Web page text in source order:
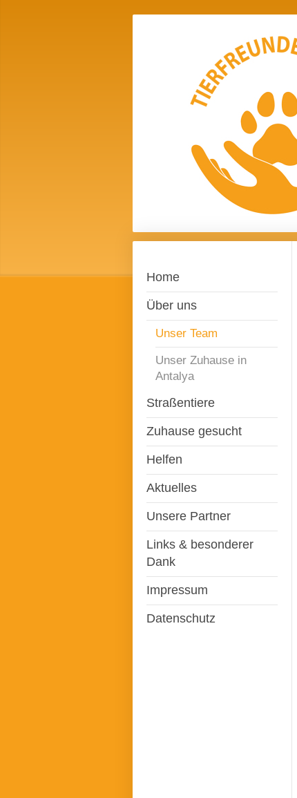
Home
Über uns
Unser Team
Unser Zuhause in
Antalya
Straßentiere
Zuhause gesucht
Helfen
Aktuelles
Unsere Partner
Links & besonderer
Dank
Impressum
Datenschutz